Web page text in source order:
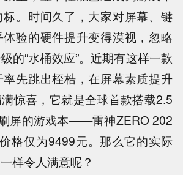
。时间久了，大家对屏幕、键
验的硬件提升变得漠视，忽略
的“水桶效应”。近期有这样一款
先跳出桎梏，在屏幕素质提升
惊喜，它就是全球首款搭载2.5
屏的游戏本——雷神ZERO 202
格仅为9499元。那么它的实际
样令人满意呢？